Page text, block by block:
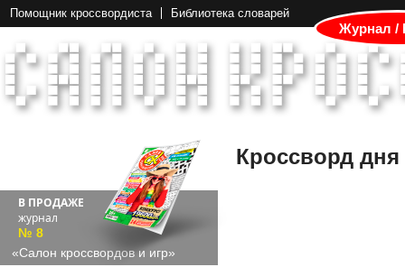
Помощник кроссвордиста Библиотека словарей
Журнал /
В ПРОДАЖЕ
журнал
№ 8
«Салон кроссвордов и игр»
Кроссворд дня